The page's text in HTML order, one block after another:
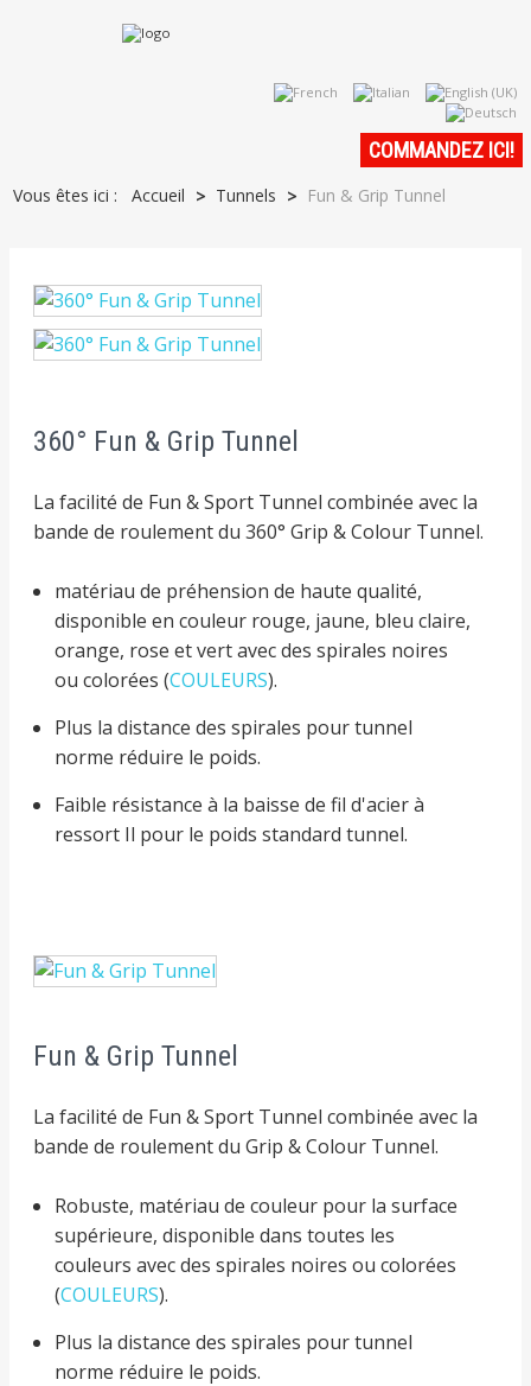
COMMANDEZ ICI!
Vous êtes ici : Accueil > Tunnels > Fun & Grip Tunnel
360° Fun & Grip Tunnel
La facilité de Fun & Sport Tunnel combinée avec la
bande de roulement du 360° Grip & Colour Tunnel.
matériau de préhension de haute qualité,
disponible en couleur rouge, jaune, bleu claire,
orange, rose et vert avec des spirales noires
ou colorées (COULEURS).
Plus la distance des spirales pour tunnel
norme réduire le poids.
Faible résistance à la baisse de fil d'acier à
ressort Il pour le poids standard tunnel.
Fun & Grip Tunnel
La facilité de Fun & Sport Tunnel combinée avec la
bande de roulement du Grip & Colour Tunnel.
Robuste, matériau de couleur pour la surface
supérieure, disponible dans toutes les
couleurs avec des spirales noires ou colorées
(COULEURS).
Plus la distance des spirales pour tunnel
norme réduire le poids.